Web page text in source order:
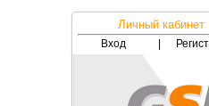
Личный кабинет
Вход